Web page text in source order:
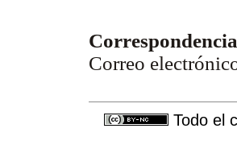
Correspondencia
Correo
Todo el